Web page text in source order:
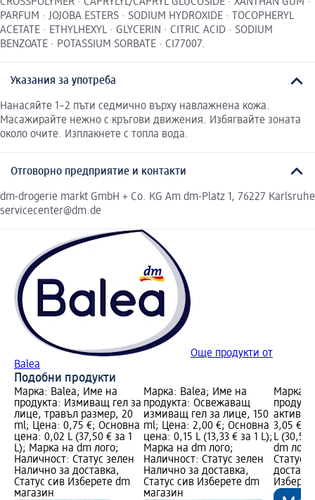
PARFUM · JOJOBA ESTERS · SODIUM HYDROXIDE · TOCOPHERYL
ACETATE · ETHYLHEXYL · GLYCERIN · CITRIC ACID · SODIUM
BENZOATE · POTASSIUM SORBATE · CI77007.
Указания за употреба
Нанасяйте 1–2 пъти седмично върху навлажнена кожа.
Масажирайте нежно с кръгови движения. Избягвайте зоната
около очите. Изплакнете с топла вода.
Отговорно предприятие и контакти
dm-drogerie markt GmbH + Co. KG Am dm-Platz 1, 76227 Karlsruhe
servicecenter@dm.de
Още продукти от
Balea
Подобни продукти
Марка: Balea; Име на
продукта: Измиващ гел за
лице, травъл размер, 20
ml; Цена: 0,75 €; Основна
цена: 0,02 L (37,50 € за 1
L); Марка на dm лого;
Наличност: Статус зелен
Налично за доставка,
Статус сив Изберете dm
магазин
Марка: Balea; Име на
продукта: Освежаващ
измиващ гел за лице, 150
ml; Цена: 2,00 €; Основна
цена: 0,15 L (13,33 € за 1 L);
Марка на dm лого;
Наличност: Статус зелен
Налично за доставка,
Статус сив Изберете dm
магазин
Марка:
3,05 €;
L (30,50
dm
Статус